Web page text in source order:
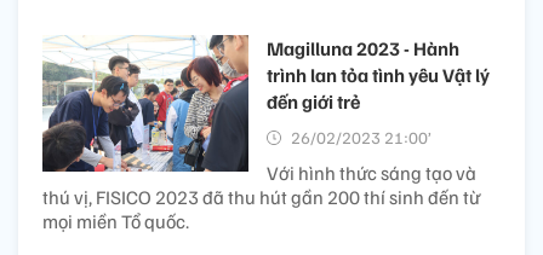
Magilluna 2023 - Hành
trình lan tỏa tình yêu Vật lý
đến giới trẻ
26/02/2023 21:00’
Với hình thức sáng tạo và
thú vị, FISICO 2023 đã thu hút gần 200 thí sinh đến từ
mọi miền Tổ quốc.